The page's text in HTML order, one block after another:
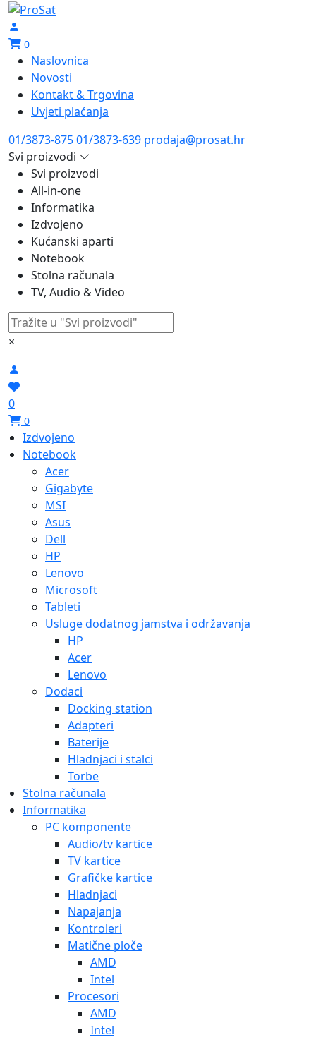
0
Naslovnica
Novosti
Kontakt & Trgovina
Uvjeti plaćanja
01/3873-87501/3873-639 prodaja@prosat.hr
Svi proizvodi
Svi proizvodi
All-in-one
Informatika
Izdvojeno
Kućanski aparti
Notebook
Stolna računala
TV, Audio & Video
×
0
0
Izdvojeno
Notebook
Acer
Gigabyte
MSI
Asus
Dell
HP
Lenovo
Microsoft
Tableti
Usluge dodatnog jamstva i održavanja
HP
Acer
Lenovo
Dodaci
Docking station
Adapteri
Baterije
Hladnjaci i stalci
Torbe
Stolna računala
Informatika
PC komponente
Audio/tv kartice
TV kartice
Grafičke kartice
Hladnjaci
Napajanja
Kontroleri
Matične ploče
AMD
Intel
Procesori
AMD
Intel